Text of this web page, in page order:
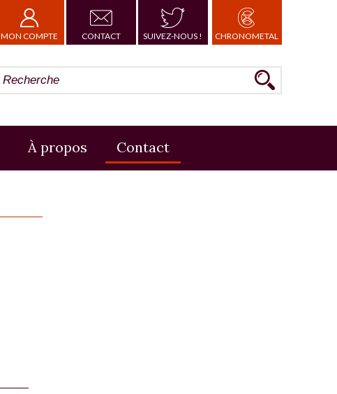
MON COMPTE CONTACT SUIVEZ-NOUS ! CHRONOMETAL
À propos Contact